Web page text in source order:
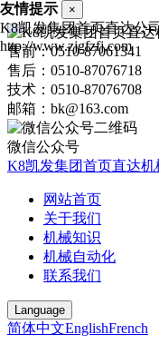
售前：0510-87061341
售后：0510-87076718
技术：0510-87076708
邮箱：bk@163.com
微信公众号
K8凯发集团首页直达机
网站首页
关于我们
机械知识
机械自动化
联系我们
Language
简体中文EnglishFrench
友情提示 ×
K8凯发集团首页直达公
http://www.zjgfzfj.com